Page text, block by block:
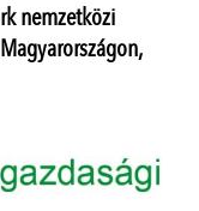
nemzetközi